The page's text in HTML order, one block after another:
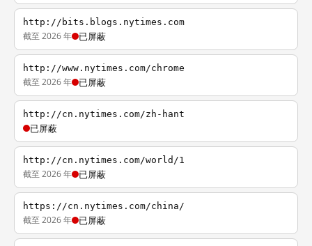
http://bits.blogs.nytimes.com
截至 2026 年 已屏蔽
http://www.nytimes.com/chrome
截至 2026 年 已屏蔽
http://cn.nytimes.com/zh-hant
已屏蔽
http://cn.nytimes.com/world/1
截至 2026 年 已屏蔽
https://cn.nytimes.com/china/
截至 2026 年 已屏蔽